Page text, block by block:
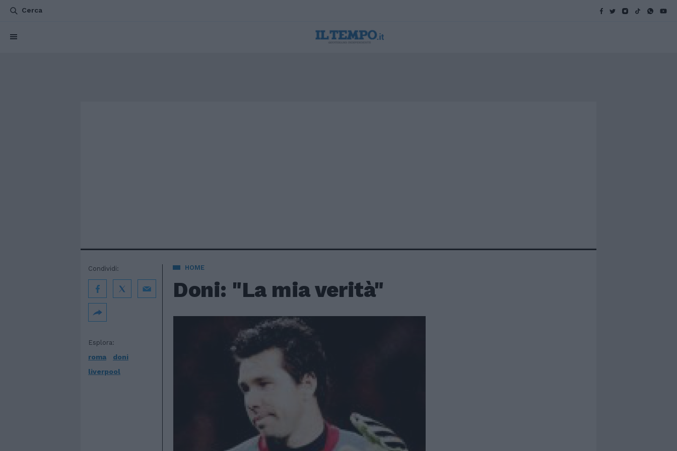
Cerca
HOME
Doni: "La mia verità"
Esplora:
roma
doni
liverpool
Condividi: